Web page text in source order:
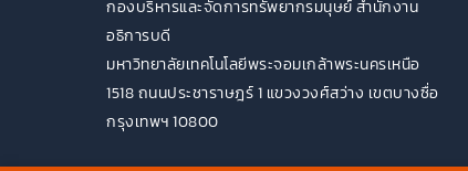
กองบริหารและจัดการทรัพยากรมนุษย์ สำนักงาน
อธิการบดี
มหาวิทยาลัยเทคโนโลยีพระจอมเกล้าพระนครเหนือ
1518 ถนนประชาราษฎร์ 1 แขวงวงศ์สว่าง เขตบางซื่อ
กรุงเทพฯ 10800